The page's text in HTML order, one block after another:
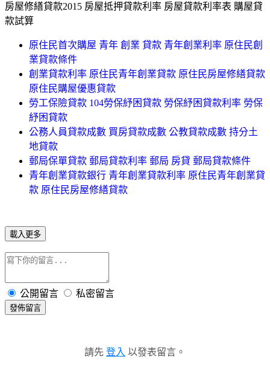
房屋修繕貸款2015 房屋抵押貸款利率 房屋貸款利率表 購屋貸
款試算
原住民首次購屋 青年 創業 貸款 青年創業利率 原住民創
業貸款條件
創業貸款利率 原住民青年創業貸款 原住民房屋修繕貸款
原住民購屋優惠貸款
勞工保險貸款 104勞保紓困貸款 勞保紓困貸款利率 勞保
紓困貸款
公務人員貸款成數 買房貸款成數 公教貸款成數 持分土
地貸款
郵局保單貸款 郵局貸款利率 郵局 房貸 郵局貸款條件
青年創業貸款銀行 青年創業貸款利率 原住民青年創業貸
款 原住民房屋修繕貸款
載入更多
公開留言 私密留言
發佈留言
請先 登入 以發表留言。